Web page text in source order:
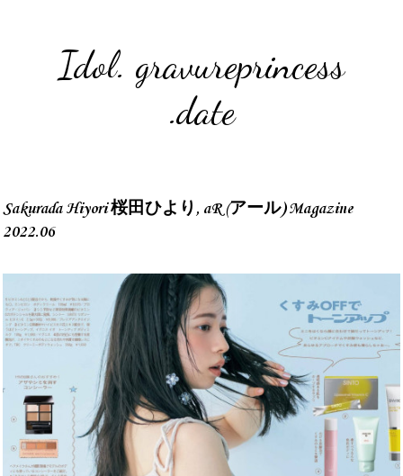
Idol. gravureprincess
.date
Sakurada Hiyori 桜田ひより, aR (アール) Magazine
2022.06